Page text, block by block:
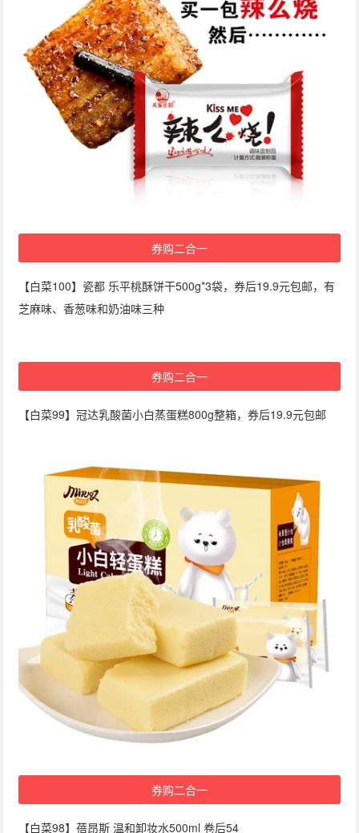
券购二合一
【白菜100】瓷都 乐平桃酥饼干500g*3袋，券后19.9元包邮，有
芝麻味、香葱味和奶油味三种
券购二合一
【白菜99】冠达乳酸菌小白蒸蛋糕800g整箱，券后19.9元包邮
券购二合一
【白菜98】蓓昂斯 温和卸妆水500ml 卷后54